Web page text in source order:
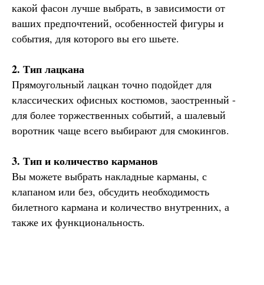
какой фасон лучше выбрать, в зависимости от
ваших предпочтений, особенностей фигуры и
события, для которого вы его шьете.
2.⁠ ⁠Тип лацкана
Прямоугольный лацкан точно подойдет для
классических офисных костюмов, заостренный -
для более торжественных событий, а шалевый
воротник чаще всего выбирают для смокингов.
3.⁠ ⁠Тип и количество карманов
Вы можете выбрать накладные карманы, с
клапаном или без, обсудить необходимость
билетного кармана и количество внутренних, а
также их функциональность.